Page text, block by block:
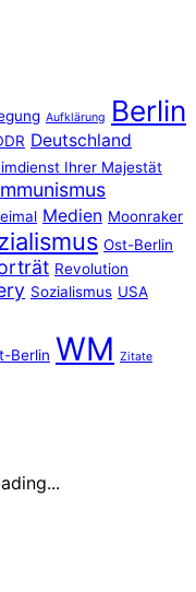
Aufklärung Berlin
Deutschland
Ihrer Majestät
Medien Moonraker
Ost-Berlin
Revolution
Sozialismus USA
Berlin WM Zitate